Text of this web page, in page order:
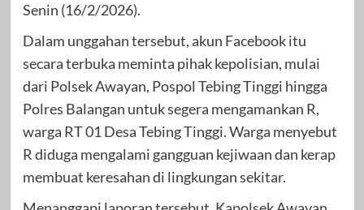
Senin (16/2/2026).
Dalam unggahan tersebut, akun Facebook itu
secara terbuka meminta pihak kepolisian, mulai
dari Polsek Awayan, Pospol Tebing Tinggi hingga
Polres Balangan untuk segera mengamankan R,
warga RT 01 Desa Tebing Tinggi. Warga menyebut
R diduga mengalami gangguan kejiwaan dan kerap
membuat keresahan di lingkungan sekitar.